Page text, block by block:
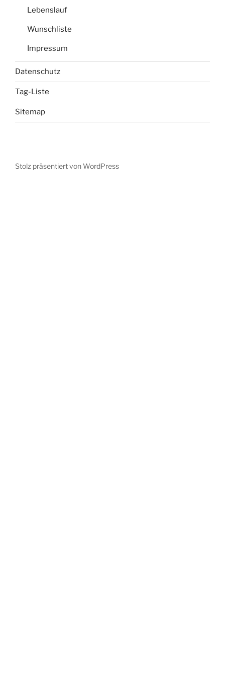
Lebenslauf
Wunschliste
Impressum
Datenschutz
Tag-Liste
Sitemap
Stolz präsentiert von WordPress